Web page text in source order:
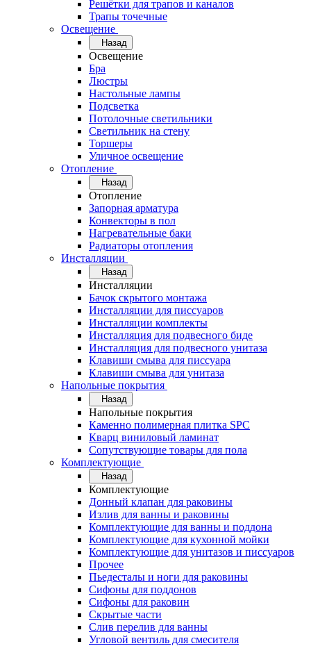
Решётки для трапов и каналов
Трапы точечные
Освещение
Назад
Освещение
Бра
Люстры
Настольные лампы
Подсветка
Потолочные светильники
Светильник на стену
Торшеры
Уличное освещение
Отопление
Назад
Отопление
Запорная арматура
Конвекторы в пол
Нагревательные баки
Радиаторы отопления
Инсталляции
Назад
Инсталляции
Бачок скрытого монтажа
Инсталляции для писсуаров
Инсталляции комплекты
Инсталляция для подвесного биде
Инсталляция для подвесного унитаза
Клавиши смыва для писсуара
Клавиши смыва для унитаза
Напольные покрытия
Назад
Напольные покрытия
Каменно полимерная плитка SPC
Кварц виниловый ламинат
Сопутствующие товары для пола
Комплектующие
Назад
Комплектующие
Донный клапан для раковины
Излив для ванны и раковины
Комплектующие для ванны и поддона
Комплектующие для кухонной мойки
Комплектующие для унитазов и писсуаров
Прочее
Пьедесталы и ноги для раковины
Сифоны для поддонов
Сифоны для раковин
Скрытые части
Слив перелив для ванны
Угловой вентиль для смесителя